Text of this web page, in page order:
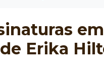
Erika